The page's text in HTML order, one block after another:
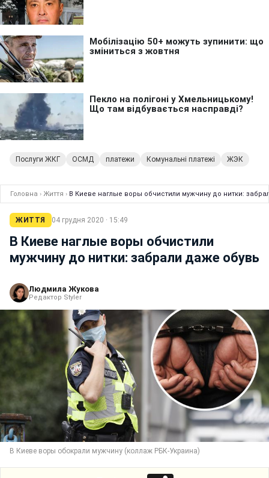
Послуги ЖКГ ОСМД платежи Комунальні платежі ЖЭК
Головна › Життя › В Киеве наглые воры обчистили мужчину до нитки:
ЖИТТЯ 04 грудня 2020 · 15:49
В Киеве наглые воры обчистили
мужчину до нитки: забрали даже обувь
Людмила Жукова
Редактор Styler
В Киеве воры обокрали мужчину (коллаж РБК-Украина)